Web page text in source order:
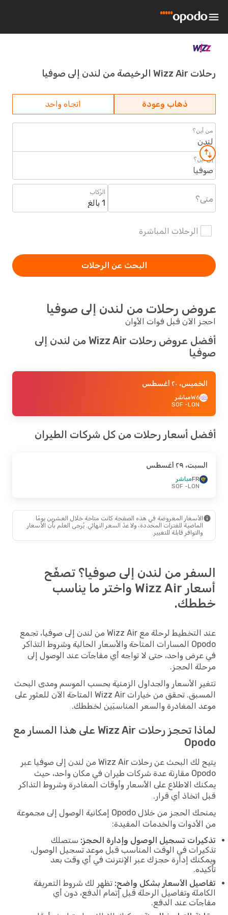
رحلات Wizz Air الرخيصة من لندن إلى صوفيا
ذهاب وعودة اتجاه واحد
من أين؟
لندن
إلى أين؟
صوفيا
متى؟
الرُكاب
1 بالغ
الرحلات المباشرة
البحث عن الرحلات
عروض رحلات من لندن إلى صوفيا
احجز الآن قبل فوات الأوان
أفضل عروض رحلات Wizz Air من لندن إلى
صوفيا
الخميس، ٢٠ أغسطس
W6مباشر
LON
- SOF
أفضل أسعار رحلات من كل شركات الطيران
السبت، ٢٩ أغسطس
FRمباشر
LON
- SOF
الأسعار المعروضة في هذه الصفحة كانت متاحة خلال العشرين يومًا
الماضية للفترات المحددة، ولا عدّ السعر النهائي. يُرجى العلم بأن الأسعار
والتوافر قابلة للتغيير.
السفر من لندن إلى صوفيا؟ تصفّح
أسعار Wizz Air واختر ما يناسب
خططك.
عند التخطيط لرحلة مع Wizz Air من لندن إلى صوفيا، تجمع
Opodo المسارات المتاحة والأسعار الحالية وشروط التذاكر
في عرض واحد، حتى لا تواجه أي مفاجآت عند الوصول إلى
مرحلة الحجز.
تتغير الأسعار والجداول الزمنية بحسب الموسم ومدى البحث
المسبق. تحقق من خيارات Wizz Air المتاحة الآن للعثور على
موعد المغادرة والسعر المناسبَين لخططك.
لماذا تحجز رحلات Wizz Air على هذا المسار مع
Opodo
يتيح لك البحث عن رحلات Wizz Air من لندن إلى صوفيا عبر
Opodo مقارنة عدة شركات طيران في مكان واحد، حيث
يمكنك الاطلاع على الأسعار وأوقات المغادرة وشروط التذاكر
قبل اتخاذ أي قرار.
يمنحك الحجز من خلال Opodo إمكانية الوصول إلى مجموعة
من الأدوات والخدمات المفيدة:
تذكيرات تسجيل الوصول وإدارة الحجز: ستصلك
تذكيرات في الوقت المناسب قبل موعد تسجيل الوصول،
ويمكنك إدارة حجزك عبر الإنترنت في أي وقت بعد
تأكيده.
تفاصيل الأسعار بشكل واضح: تظهر لك شروط التعريفة
الكاملة وتفاصيل الرحلة قبل إتمام الدفع، دون أي
مفاجآت عند الدفع.